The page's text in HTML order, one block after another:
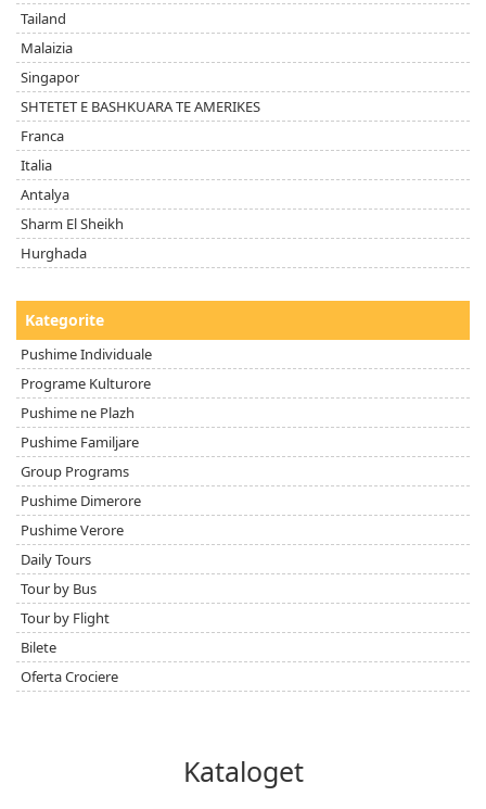
Tailand
Malaizia
Singapor
SHTETET E BASHKUARA TE AMERIKES
Franca
Italia
Antalya
Sharm El Sheikh
Hurghada
Kategorite
Pushime Individuale
Programe Kulturore
Pushime ne Plazh
Pushime Familjare
Group Programs
Pushime Dimerore
Pushime Verore
Daily Tours
Tour by Bus
Tour by Flight
Bilete
Oferta Crociere
Kataloget